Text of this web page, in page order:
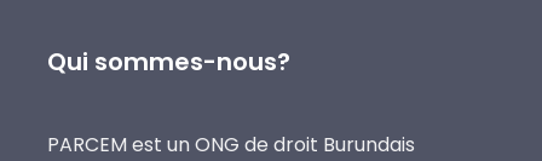
Qui sommes-nous?
PARCEM est un ONG de droit Burundais